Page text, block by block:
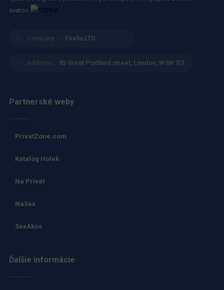
svetov.
Company : - Feelia LTD
Address : 85 Great Portland street, London, W1W 7LT
Partnerské weby
PrivatZone.com
Katalog Holek
Na Privát
NaSex
SexAkce
Ďalšie informácie